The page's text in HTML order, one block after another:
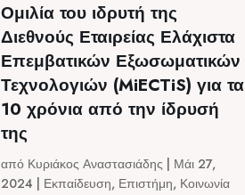
Ομιλία του ιδρυτή της
Διεθνούς Εταιρείας Ελάχιστα
Επεμβατικών Εξωσωματικών
Τεχνολογιών (MiECTiS) για τα
10 χρόνια από την ίδρυσή
της
από Κυριάκος Αναστασιάδης
Μάι 27,
2024
Εκπαίδευση, Επιστήμη, Κοινωνία